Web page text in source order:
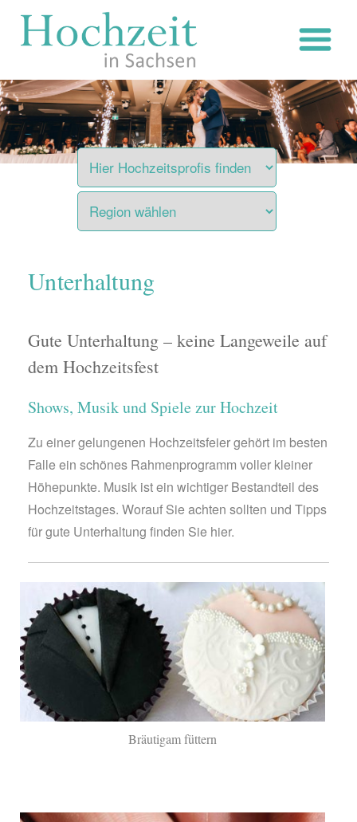
Inhalt
Unterhaltung
Gute Unterhaltung – keine Langeweile auf
dem Hochzeitsfest
Shows, Musik und Spiele zur Hochzeit
Zu einer gelungenen Hochzeitsfeier gehört im besten
Falle ein schönes Rahmenprogramm voller kleiner
Höhepunkte. Musik ist ein wichtiger Bestandteil des
Hochzeitstages. Worauf Sie achten sollten und Tipps
für gute Unterhaltung finden Sie hier.
Bräutigam füttern